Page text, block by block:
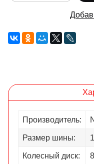
Производитель:
Размер шины:
Колесный диск: